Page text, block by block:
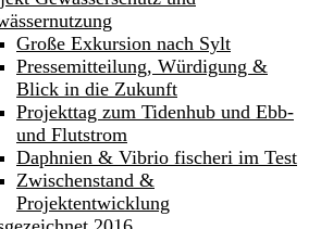
Große Exkursion nach Sylt
Pressemitteilung, Würdigung &
Blick in die Zukunft
Projekttag zum Tidenhub und Ebb-
und Flutstrom
Daphnien & Vibrio fischeri im Test
Zwischenstand &
Projektentwicklung